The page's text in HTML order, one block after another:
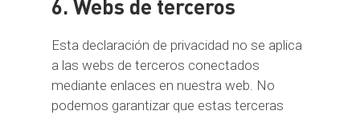
6. Webs de terceros
Esta declaración de privacidad no se aplica
a las webs de terceros conectados
mediante enlaces en nuestra web. No
podemos garantizar que estas terceras